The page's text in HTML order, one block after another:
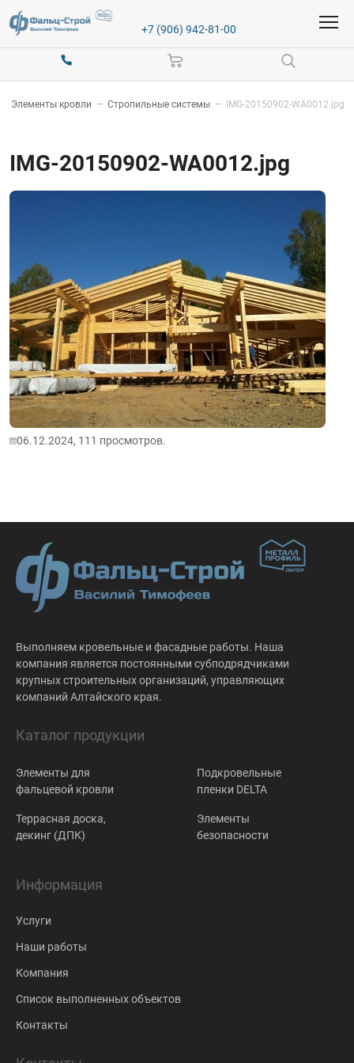
+7 (906) 942-81-00
Элементы кровли — Стропильные системы — IMG-20150902-WA0012.jpg
IMG-20150902-WA0012.jpg
06.12.2024, 111 просмотров.
Выполняем кровельные и фасадные работы. Наша
компания является постоянными субподрядчиками
крупных строительных организаций, управляющих
компаний Алтайского края.
Каталог продукции
Элементы для
фальцевой кровли
Террасная доска,
декинг (ДПК)
Подкровельные
пленки DELTA
Элементы
безопасности
Информация
Услуги
Наши работы
Компания
Список выполненных объектов
Контакты